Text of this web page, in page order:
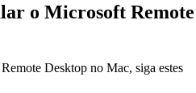
o Microsoft Remote
Desktop no Mac, siga estes